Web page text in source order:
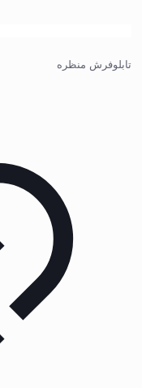
تابلوفرش منظره